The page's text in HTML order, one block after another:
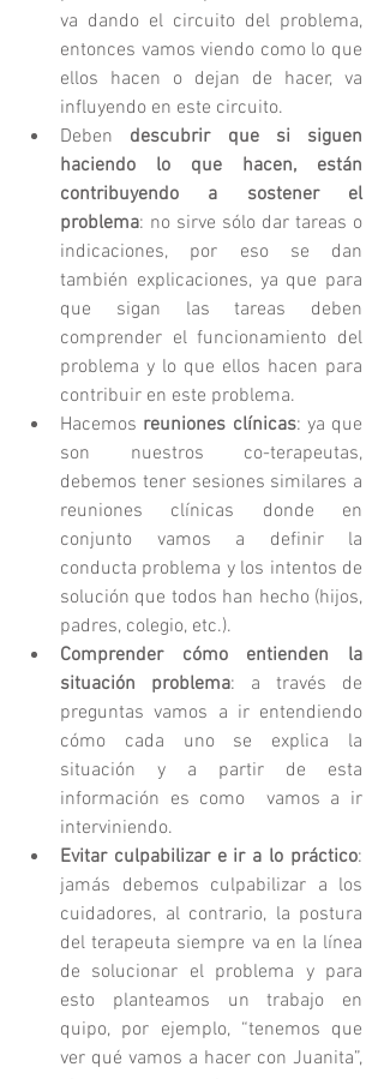
va dando el circuito del problema,
entonces vamos viendo como lo que
ellos hacen o dejan de hacer, va
influyendo en este circuito.
Deben descubrir que si siguen
haciendo lo que hacen, están
contribuyendo a sostener el
problema: no sirve sólo dar tareas o
indicaciones, por eso se dan
también explicaciones, ya que para
que sigan las tareas deben
comprender el funcionamiento del
problema y lo que ellos hacen para
contribuir en este problema.
Hacemos reuniones clínicas: ya que
son nuestros co-terapeutas,
debemos tener sesiones similares a
reuniones clínicas donde en
conjunto vamos a definir la
conducta problema y los intentos de
solución que todos han hecho (hijos,
padres, colegio, etc.).
Comprender cómo entienden la
situación problema: a través de
preguntas vamos a ir entendiendo
cómo cada uno se explica la
situación y a partir de esta
información es como  vamos a ir
interviniendo.
Evitar culpabilizar e ir a lo práctico:
jamás debemos culpabilizar a los
cuidadores, al contrario, la postura
del terapeuta siempre va en la línea
de solucionar el problema y para
esto planteamos un trabajo en
quipo, por ejemplo, “tenemos que
ver qué vamos a hacer con Juanita”,